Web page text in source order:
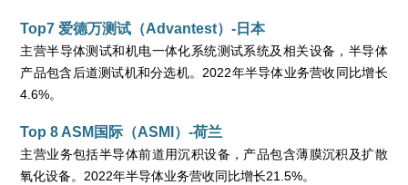
Top7 爱德万测试（Advantest）-日本
主营半导体测试和机电一体化系统测试系统及相关设备，半导体
产品包含后道测试机和分选机。2022年半导体业务营收同比增长
4.6%。
Top 8 ASM国际（ASMI）-荷兰
主营业务包括半导体前道用沉积设备，产品包含薄膜沉积及扩散
氧化设备。2022年半导体业务营收同比增长21.5%。